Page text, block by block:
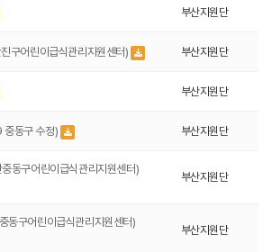
부산지원단
구어린이급식관리지원센터) 부산지원단
부산지원단
동구 수정) 부산지원단
동구어린이급식관리지원센터)
부산지원단
동구어린이급식관리지원센터)
부산지원단